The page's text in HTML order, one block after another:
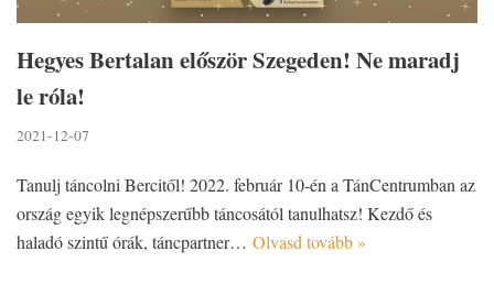
Hegyes Bertalan először Szegeden! Ne maradj
le róla!
2021-12-07
Tanulj táncolni Bercitől! 2022. február 10-én a TánCentrumban az
ország egyik legnépszerűbb táncosától tanulhatsz! Kezdő és
haladó szintű órák, táncpartner… Olvasd tovább »